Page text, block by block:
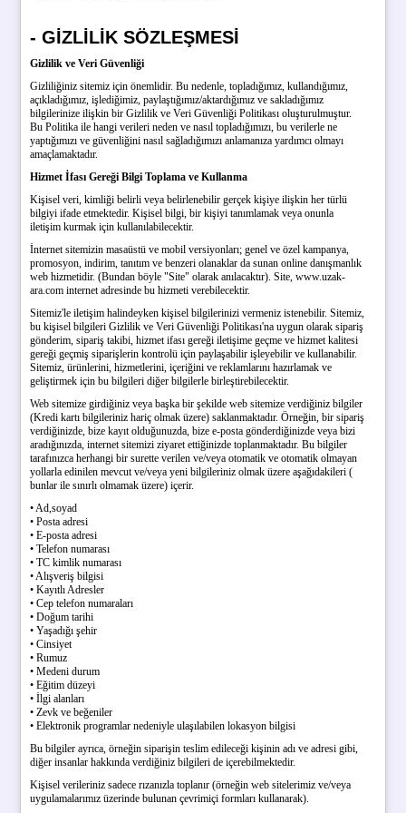
- GIZLILIK SÖZLEŞMESI
Gizlilik ve Veri Güvenliği
Gizliliğiniz sitemiz için önemlidir. Bu nedenle, topladığımız, kullandığımız,
açıkladığımız, işlediğimiz, paylaştığımız/aktardığımız ve sakladığımız
bilgilerinize ilişkin bir Gizlilik ve Veri Güvenliği Politikası oluşturulmuştur.
Bu Politika ile hangi verileri neden ve nasıl topladığımızı, bu verilerle ne
yaptığımızı ve güvenliğini nasıl sağladığımızı anlamanıza yardımcı olmayı
amaçlamaktadır.
Hizmet İfası Gereği Bilgi Toplama ve Kullanma
Kişisel veri, kimliği belirli veya belirlenebilir gerçek kişiye ilişkin her türlü
bilgiyi ifade etmektedir. Kişisel bilgi, bir kişiyi tanımlamak veya onunla
iletişim kurmak için kullanılabilecektir.
İnternet sitemizin masaüstü ve mobil versiyonları; genel ve özel kampanya,
promosyon, indirim, tanıtım ve benzeri olanaklar da sunan online danışmanlık
web hizmetidir. (Bundan böyle "Site" olarak anılacaktır). Site, www.uzak-
ara.com internet adresinde bu hizmeti verebilecektir.
Sitemiz'le iletişim halindeyken kişisel bilgilerinizi vermeniz istenebilir. Sitemiz,
bu kişisel bilgileri Gizlilik ve Veri Güvenliği Politikası'na uygun olarak sipariş
gönderim, sipariş takibi, hizmet ifası gereği iletişime geçme ve hizmet kalitesi
gereği geçmiş siparişlerin kontrolü için paylaşabilir işleyebilir ve kullanabilir.
Sitemiz, ürünlerini, hizmetlerini, içeriğini ve reklamlarını hazırlamak ve
geliştirmek için bu bilgileri diğer bilgilerle birleştirebilecektir.
Web sitemize girdiğiniz veya başka bir şekilde web sitemize verdiğiniz bilgiler
(Kredi kartı bilgileriniz hariç olmak üzere) saklanmaktadır. Örneğin, bir sipariş
verdiğinizde, bize kayıt olduğunuzda, bize e-posta gönderdiğinizde veya bizi
aradığınızda, internet sitemizi ziyaret ettiğinizde toplanmaktadır. Bu bilgiler
tarafınızca herhangi bir surette verilen ve/veya otomatik ve otomatik olmayan
yollarla edinilen mevcut ve/veya yeni bilgileriniz olmak üzere aşağıdakileri (
bunlar ile sınırlı olmamak üzere) içerir.
• Ad,soyad
• Posta adresi
• E-posta adresi
• Telefon numarası
• TC kimlik numarası
• Alışveriş bilgisi
• Kayıtlı Adresler
• Cep telefon numaraları
• Doğum tarihi
• Yaşadığı şehir
• Cinsiyet
• Rumuz
• Medeni durum
• Eğitim düzeyi
• İlgi alanları
• Zevk ve beğeniler
• Elektronik programlar nedeniyle ulaşılabilen lokasyon bilgisi
Bu bilgiler ayrıca, örneğin siparişin teslim edileceği kişinin adı ve adresi gibi,
diğer insanlar hakkında verdiğiniz bilgileri de içerebilmektedir.
Kişisel verileriniz sadece rızanızla toplanır (örneğin web sitelerimiz ve/veya
uygulamalarımız üzerinde bulunan çevrimiçi formları kullanarak).